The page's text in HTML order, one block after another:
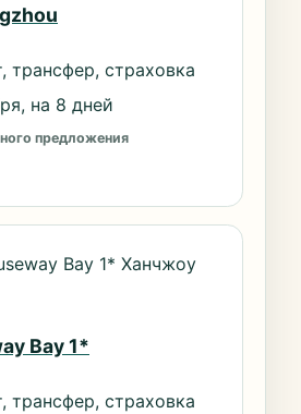
трансфер, страховка
на 8 дней
предложения
Bay 1* Ханчжоу
Bay 1*
трансфер, страховка